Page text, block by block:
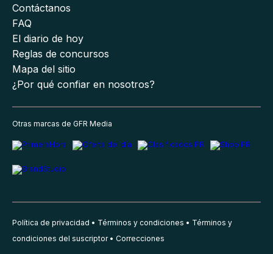
Contáctanos
FAQ
El diario de hoy
Reglas de concursos
Mapa del sitio
¿Por qué confiar en nosotros?
Otras marcas de GFR Media
Política de privacidad Términos y condiciones
Términos y
condiciones del suscriptor
Correcciones